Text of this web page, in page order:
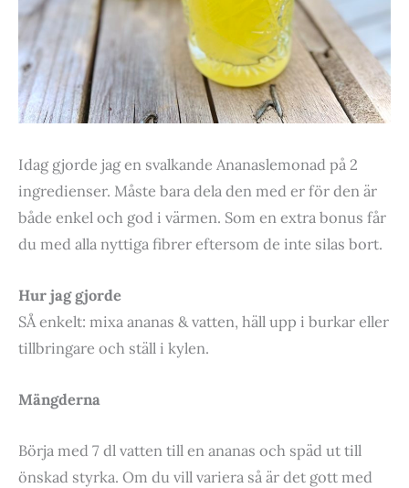
Idag gjorde jag en svalkande Ananaslemonad på 2
ingredienser. Måste bara dela den med er för den är
både enkel och god i värmen. Som en extra bonus får
du med alla nyttiga fibrer eftersom de inte silas bort.
Hur jag gjorde
SÅ enkelt: mixa ananas & vatten, häll upp i burkar eller
tillbringare och ställ i kylen.
Mängderna
Börja med 7 dl vatten till en ananas och späd ut till
önskad styrka. Om du vill variera så är det gott med